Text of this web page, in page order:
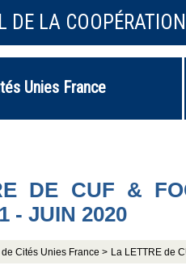
DE LA
Unies France
DE CUF &
- JUIN 2020
de Cités Unies France > La LETTRE de